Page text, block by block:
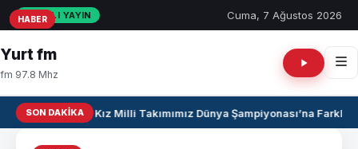
CANLI YAYIN Cuma, 7 Ağustos 2026
Yurt fm
fm 97.8 Mhz
SON DAKIKAU17 Kız Milli Takımımız Dünya Şampiyonası’na Farklı
HABER
HABER
HABER